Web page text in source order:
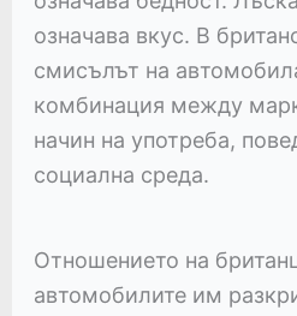
означава вкус. В
смисълът на
комбинация между
начин на употреба,
социална среда.
Отношението на
автомобилите им